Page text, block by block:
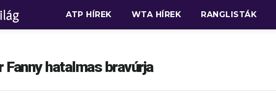
ATP HÍREK WTA HÍREK RANGLISTÁK
Fanny hatalmas bravúrja